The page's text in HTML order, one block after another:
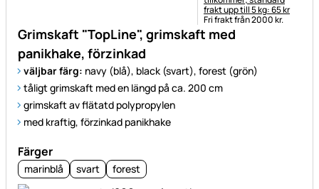
Grimskaft "TopLine", grimskaft med
panikhake, förzinkad
väljbar färg: navy (blå), black (svart), forest (grön)
tåligt grimskaft med en längd på ca. 200 cm
grimskaft av flätatd polypropylen
med kraftig, förzinkad panikhake
Färger
marinblå svart forest
frakt upp till 5 kg: 65 kr
Fri frakt från 2000 kr.